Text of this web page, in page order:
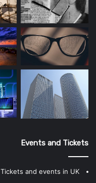
Events and Tickets
Tickets and events in UK